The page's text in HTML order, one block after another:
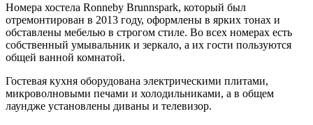
Номера хостела Ronneby Brunnspark, который был
отремонтирован в 2013 году, оформлены в ярких тонах и
обставлены мебелью в строгом стиле. Во всех номерах есть
собственный умывальник и зеркало, а их гости пользуются
общей ванной комнатой.
Гостевая кухня оборудована электрическими плитами,
микроволновыми печами и холодильниками, а в общем
лаундже установлены диваны и телевизор.